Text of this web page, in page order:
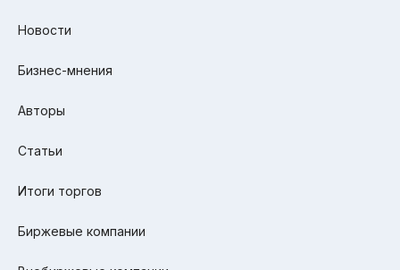
Новости
Бизнес-мнения
Авторы
Статьи
Итоги торгов
Биржевые компании